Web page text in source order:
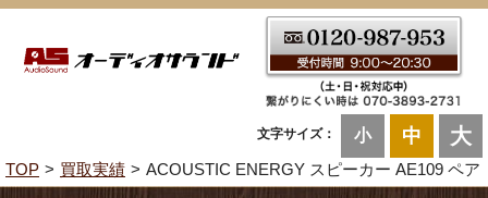
文字サイズ： 小 中 大
TOP 買取実績 ACOUSTIC ENERGY スピーカー AE109 ペア